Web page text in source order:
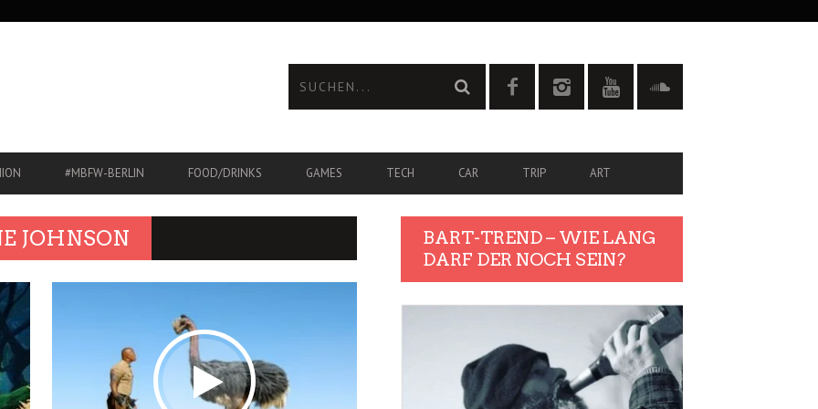
#MBFW-BERLIN FOOD/DRINKS GAMES TECH CAR TRIP ART
JOHNSON
BART-TREND – WIE LANG
DARF DER NOCH SEIN?